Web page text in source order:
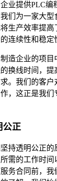
业提供PLC编
们为一家大
生产效率提高
连续性和稳定
造企业的项目
换线时间，
。我们的客
，这正是我
公正
持透明公正
需的工作时间
务合同前，